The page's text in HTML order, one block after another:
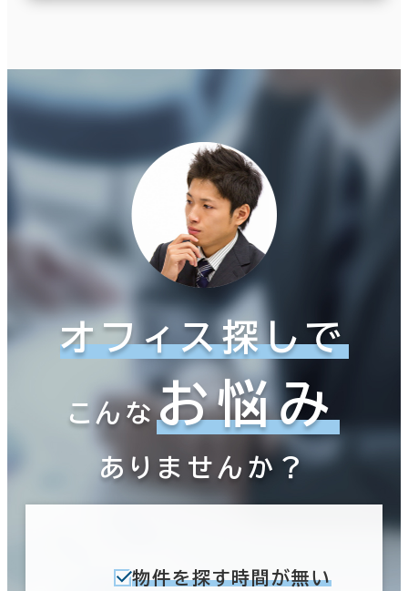
オフィス探しで
こんなお悩み
ありませんか？
物件を探す時間が無い